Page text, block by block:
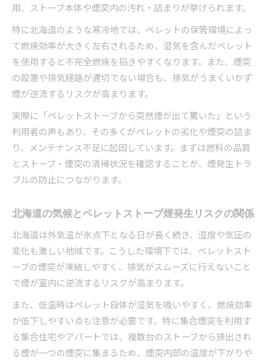
用、ストーブ本体や煙突内の汚れ・詰まりが挙げられます。
特に北海道のような寒冷地では、ペレットの保管環境によっ
て燃焼効率が大きく左右されるため、湿気を含んだペレット
を使用すると不完全燃焼を招きやすくなります。また、煙突
の設置や排気経路が適切でない場合も、排気がうまくいかず
煙が逆流するリスクが高まります。
実際に「ペレットストーブから突然煙が出て驚いた」という
利用者の声もあり、その多くがペレットの劣化や煙突の詰ま
り、メンテナンス不足に起因しています。まずは燃料の品質
とストーブ・煙突の清掃状況を確認することが、煙発生トラ
ブルの防止につながります。
北海道の気候とペレットストーブ煙発生リスクの関係
北海道は外気温が氷点下となる日が長く続き、湿度や気圧の
変化も激しい地域です。こうした環境下では、ペレットスト
ーブの煙突が凍結しやすく、排気がスムーズに行えないこと
で煙が室内に逆流するリスクが高まります。
また、低温時はペレット自体が湿気を吸いやすく、燃焼効率
が低下しやすい点も注意が必要です。特に集合煙突を利用す
る集合住宅やアパートでは、複数台のストーブから排出され
る煙が一つの煙突に集まるため、煙突内部の温度が下がりや